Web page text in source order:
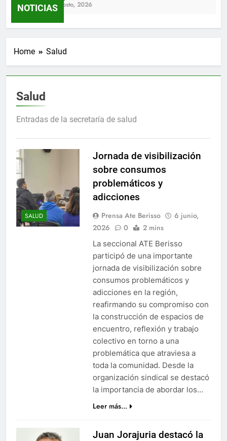
NOTICIAS4 Agosto, 2026
Home Salud
Salud
Entradas de la secretaría de salud
SALUD
Jornada de visibilización
sobre consumos
problemáticos y
adicciones
Prensa Ate Berisso
6 junio,
2026
0 2 mins
La seccional ATE Berisso
participó de una importante
jornada de visibilización sobre
consumos problemáticos y
adicciones en la región,
reafirmando su compromiso con
la construcción de espacios de
encuentro, reflexión y trabajo
colectivo en torno a una
problemática que atraviesa a
toda la comunidad. Desde la
organización sindical se destacó
la importancia de abordar los…
Leer más...
Juan Jorajuria destacó la